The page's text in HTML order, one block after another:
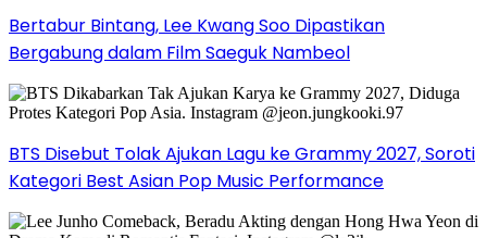
Bertabur Bintang, Lee Kwang Soo Dipastikan
Bergabung dalam Film Saeguk Nambeol
BTS Disebut Tolak Ajukan Lagu ke Grammy 2027, Soroti
Kategori Best Asian Pop Music Performance